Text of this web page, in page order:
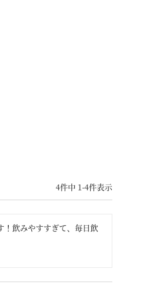
4件中 1-4件表示
！飲みやすすぎて、毎日飲